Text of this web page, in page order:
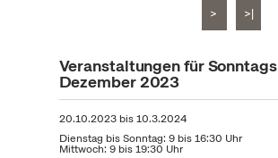
> >|
Veranstaltungen für Sonntags
Dezember 2023
20.10.2023bis10.3.2024
Dienstag bis Sonntag: 9 bis 16:30 Uhr
Mittwoch: 9 bis 19:30 Uhr